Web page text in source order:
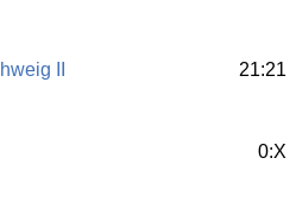
II 21:21
0:X